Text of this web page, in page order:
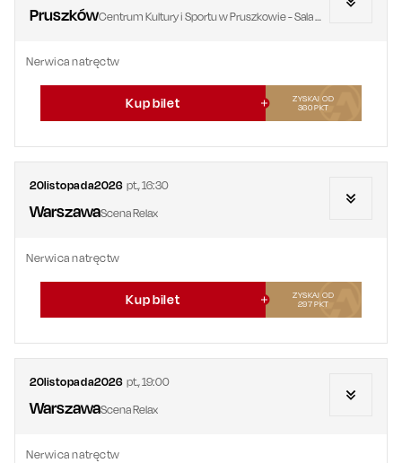
Pruszków Centrum Kultury i Sportu w Pruszkowie - Sala Widowiskowa
Nerwica natręctw
Kup bilet
ZYSKAJ OD
360PKT
20listopada2026 pt.,16:30
WarszawaScena Relax
Nerwica natręctw
Kup bilet
ZYSKAJ OD
297PKT
20listopada2026 pt.,19:00
WarszawaScena Relax
Nerwica natręctw